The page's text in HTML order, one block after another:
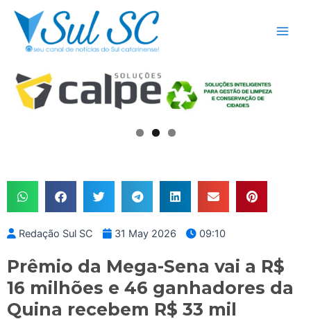
Skip
content
Redação Sul SC 31 May 2026 09:10
Prêmio da Mega-Sena vai a R$
16 milhões e 46 ganhadores da
Quina recebem R$ 33 mil